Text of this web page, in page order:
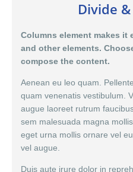
Divide
Columns element makes it
and other elements.
compose the content.
Aenean eu leo quam.
quam venenatis vestibulum.
augue laoreet rutrum
sem malesuada magna
eget urna mollis ornare vel
vel augue.
Duis aute irure dolor in